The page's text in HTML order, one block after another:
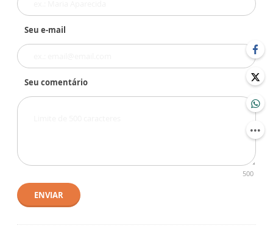
Seu e-mail
Seu comentário
500
ENVIAR